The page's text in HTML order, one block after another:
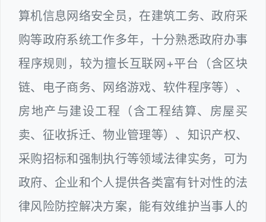
算机信息网络安全员，在建筑工务、政府采
购等政府系统工作多年，十分熟悉政府办事
程序规则，较为擅长互联网+平台（含区块
链、电子商务、网络游戏、软件程序等）、
房地产与建设工程（含工程结算、房屋买
卖、征收拆迁、物业管理等）、知识产权、
采购招标和强制执行等领域法律实务，可为
政府、企业和个人提供各类富有针对性的法
律风险防控解决方案，能有效维护当事人的